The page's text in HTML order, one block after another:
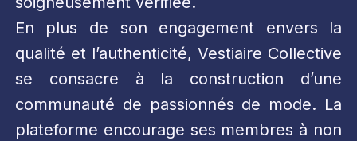
En plus de son engagement envers la
qualité et l’authenticité, Vestiaire Collective
se consacre à la construction d’une
communauté de passionnés de mode. La
plateforme encourage ses membres à non